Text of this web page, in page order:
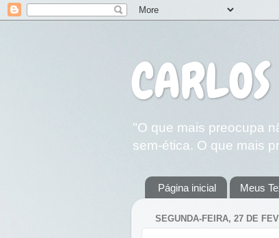
"O que mais preocupa
sem-ética. O que mais
Página inicial Meus
SEGUNDA-FEIRA, 27 DE